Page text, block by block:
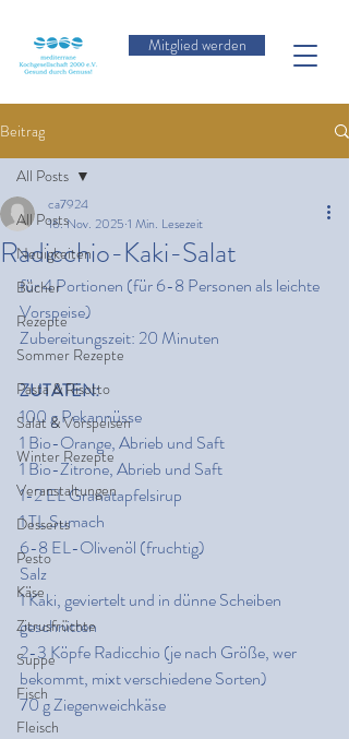
Mitglied werden
Beitrag
All Posts
Neuigkeiten
Bücher
Rezepte
Sommer Rezepte
Pasta & Risotto
Salat & Vorspeisen
Winter Rezepte
Veranstaltungen
Desserts
Pesto
Käse
Zitrusfrüchte
Suppe
Fisch
Fleisch
All Posts
Radicchio-Kaki-Salat
ca7924
16. Nov. 2025 1 Min. Lesezeit
für 4 Portionen (für 6-8 Personen als leichte
Vorspeise)
Zubereitungszeit: 20 Minuten
ZUTATEN:
100 g Pekannüsse
1 Bio-Orange, Abrieb und Saft
1 Bio-Zitrone, Abrieb und Saft
1-2 EL Granatapfelsirup
1 TL Sumach
6-8 EL-Olivenöl (fruchtig)
Salz
1 Kaki, geviertelt und in dünne Scheiben
geschnitten
2-3 Köpfe Radicchio (je nach Größe, wer
bekommt, mixt verschiedene Sorten)
70 g Ziegenweichkäse